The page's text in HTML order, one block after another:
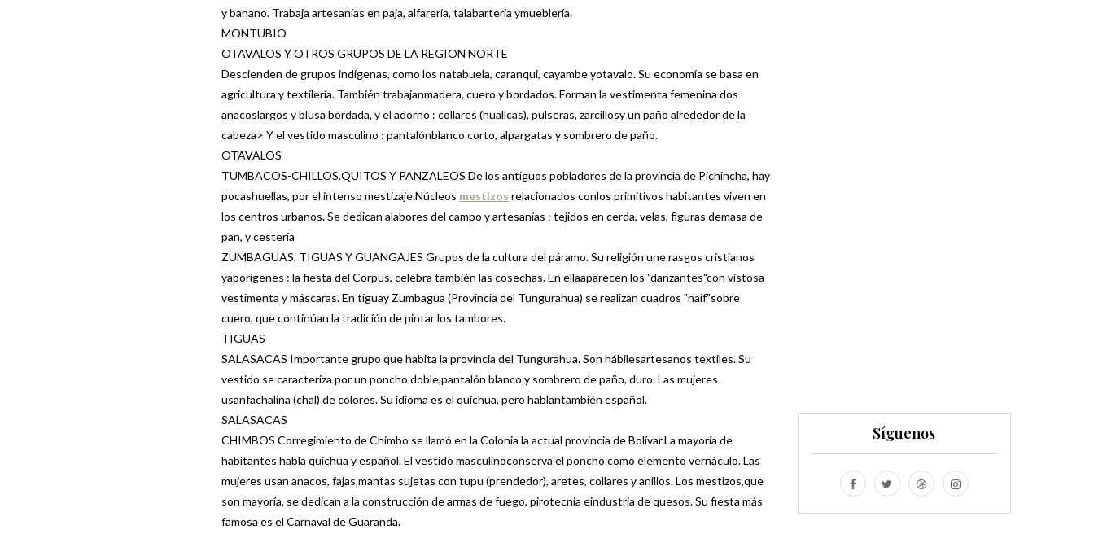
y banano. Trabaja artesanías en paja, alfarería, talabartería ymueblería.
MONTUBIO
OTAVALOS Y OTROS GRUPOS DE LA REGION NORTE
Descienden de grupos indígenas, como los natabuela, caranqui, cayambe yotavalo. Su economía se basa en
agricultura y textilería. También trabajanmadera, cuero y bordados. Forman la vestimenta femenina dos
anacoslargos y blusa bordada, y el adorno : collares (huallcas), pulseras, zarcillosy un paño alrededor de la
cabeza> Y el vestido masculino : pantalónblanco corto, alpargatas y sombrero de paño.
OTAVALOS
TUMBACOS-CHILLOS.QUITOS Y PANZALEOS De los antiguos pobladores de la provincia de Pichincha, hay
pocashuellas, por el intenso mestizaje.Núcleos mestizos relacionados conlos primitivos habitantes viven en
los centros urbanos. Se dedican alabores del campo y artesanías : tejidos en cerda, velas, figuras demasa de
pan, y cestería
ZUMBAGUAS, TIGUAS Y GUANGAJES Grupos de la cultura del páramo. Su religión une rasgos cristianos
yaborígenes : la fiesta del Corpus, celebra también las cosechas. En ellaaparecen los "danzantes"con vistosa
vestimenta y máscaras. En tiguay Zumbagua (Provincia del Tungurahua) se realizan cuadros "naif"sobre
cuero, que continúan la tradición de pintar los tambores.
TIGUAS
SALASACAS Importante grupo que habita la provincia del Tungurahua. Son hábilesartesanos textiles. Su
vestido se caracteriza por un poncho doble,pantalón blanco y sombrero de paño, duro. Las mujeres
usanfachalina (chal) de colores. Su idioma es el quichua, pero hablantambién español.
SALASACAS
CHIMBOS Corregimiento de Chimbo se llamó en la Colonia la actual provincia de Bolívar.La mayoría de
habitantes habla quichua y español. El vestido masculinoconserva el poncho como elemento vernáculo. Las
mujeres usan anacos, fajas,mantas sujetas con tupu (prendedor), aretes, collares y anillos. Los mestizos,que
son mayoría, se dedican a la construcción de armas de fuego, pirotecnia eindustria de quesos. Su fiesta más
famosa es el Carnaval de Guaranda.
Síguenos